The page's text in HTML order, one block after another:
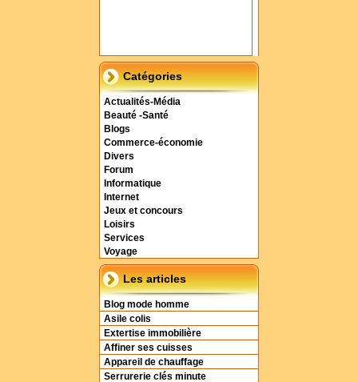
Catégories
Actualités-Média
Beauté -Santé
Blogs
Commerce-économie
Divers
Forum
Informatique
Internet
Jeux et concours
Loisirs
Services
Voyage
Les articles
Blog mode homme
Asile colis
Extertise immobilière
Affiner ses cuisses
Appareil de chauffage
Serrurerie clés minute